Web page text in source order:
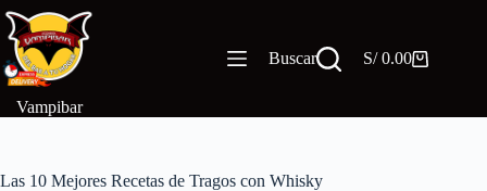
Saltar
contenido
Vampibar
Buscar
Carro
S/0.00
Las 10 Mejores Recetas de Tragos con Whisky